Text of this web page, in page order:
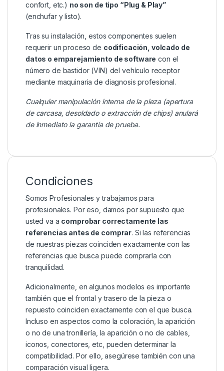
confort, etc.) no son de tipo “Plug & Play”
(enchufar y listo).
Tras su instalación, estos componentes suelen
requerir un proceso de codificación, volcado de
datos o emparejamiento de software con el
número de bastidor (VIN) del vehículo receptor
mediante maquinaria de diagnosis profesional.
Cualquier manipulación interna de la pieza (apertura
de carcasa, desoldado o extracción de chips) anulará
de inmediato la garantía de prueba.
Condiciones
Somos Profesionales y trabajamos para
profesionales. Por eso, damos por supuesto que
usted va a comprobar correctamente las
referencias antes de comprar. Si las referencias
de nuestras piezas coinciden exactamente con las
referencias que busca puede comprarla con
tranquilidad.
Adicionalmente, en algunos modelos es importante
también que el frontal y trasero de la pieza o
repuesto coinciden exactamente con el que busca.
Incluso en aspectos como la coloración, la aparición
o no de una tronillería, la aparición o no de cables,
iconos, conectores, etc, pueden determinar la
compatibilidad. Por ello, asegúrese también con una
comparación visual ligera.